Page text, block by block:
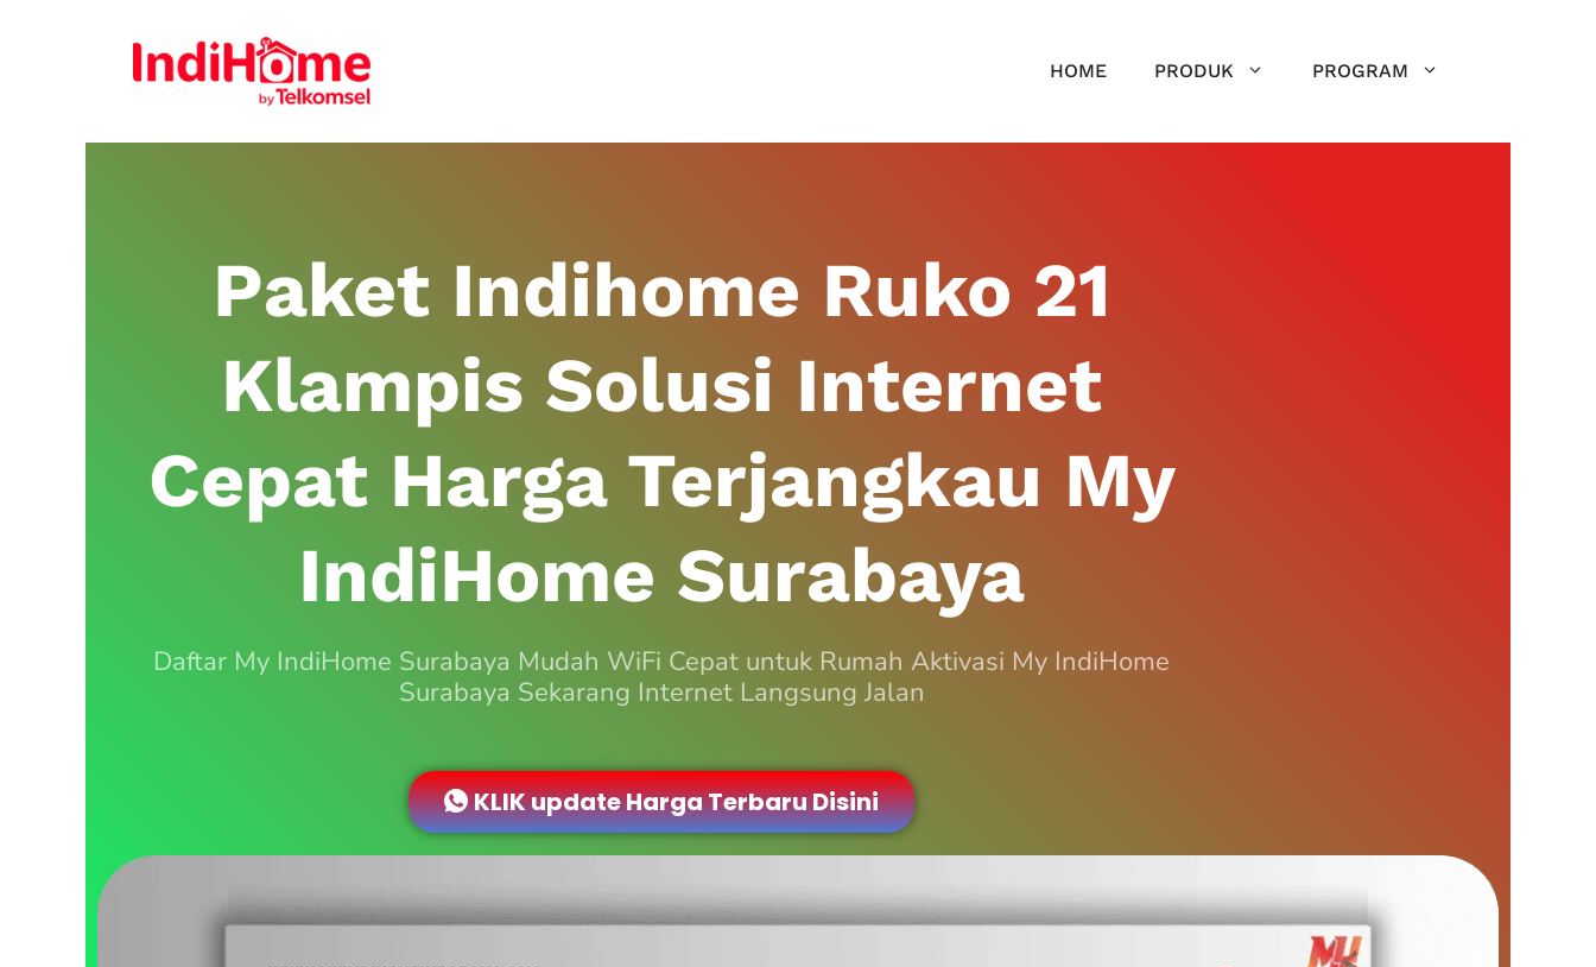
HOME PRODUK PROGRAM
Paket Indihome Ruko 21
Klampis Solusi Internet
Cepat Harga Terjangkau My
IndiHome Surabaya
Daftar My IndiHome Surabaya Mudah WiFi Cepat untuk Rumah Aktivasi My IndiHome
Surabaya Sekarang Internet Langsung Jalan
KLIK update Harga Terbaru Disini